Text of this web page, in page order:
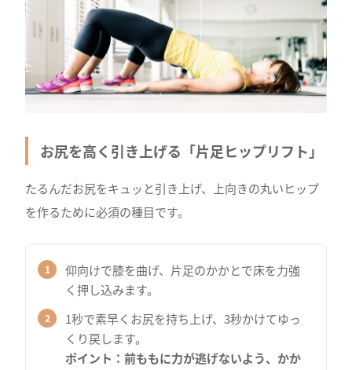
お尻を高く引き上げる「片足ヒップリフト」
たるんだお尻をキュッと引き上げ、上向きの丸いヒップ
を作るために必須の種目です。
仰向けで膝を曲げ、片足のかかとで床を力強
く押し込みます。
1秒で素早くお尻を持ち上げ、3秒かけてゆっ
くり戻します。
ポイント：前ももに力が逃げないよう、かか